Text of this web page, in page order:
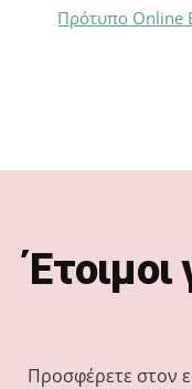
Πρότυπο Online
Έτοιμοι
Προσφέρετε στον